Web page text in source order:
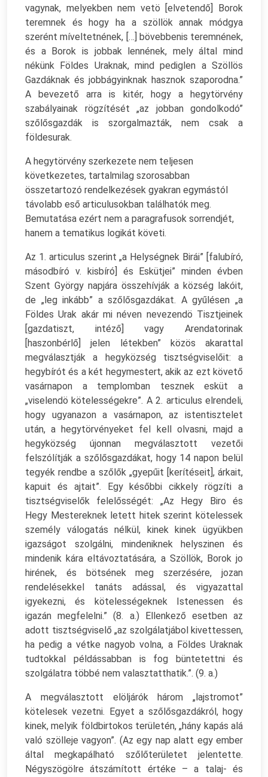
vagynak, melyekben nem vetö [elvetendő] Borok
teremnek és hogy ha a szöllök annak módgya
szerént míveltetnének, […] bövebbenis teremnének,
és a Borok is jobbak lennének, mely által mind
nékünk Földes Uraknak, mind pediglen a Szöllös
Gazdáknak és jobbágyinknak hasznok szaporodna.”
A bevezető arra is kitér, hogy a hegytörvény
szabályainak rögzítését „az jobban gondolkodó”
szőlősgazdák is szorgalmazták, nem csak a
földesurak.
A hegytörvény szerkezete nem teljesen
következetes, tartalmilag szorosabban
összetartozó rendelkezések gyakran egymástól
távolabb eső articulusokban találhatók meg.
Bemutatása ezért nem a paragrafusok sorrendjét,
hanem a tematikus logikát követi.
Az 1. articulus szerint „a Helységnek Birái” [falubíró,
másodbíró v. kisbíró] és Eskütjei” minden évben
Szent György napjára összehívják a község lakóit,
de „leg inkább” a szőlősgazdákat. A gyűlésen „a
Földes Urak akár mi néven nevezendö Tisztjeinek
[gazdatiszt, intéző] vagy Arendatorinak
[haszonbérlő] jelen létekben” közös akarattal
megválasztják a hegyközség tisztségviselőit: a
hegybírót és a két hegymestert, akik az ezt követő
vasárnapon a templomban tesznek esküt a
„viselendö kötelességekre”. A 2. articulus elrendeli,
hogy ugyanazon a vasárnapon, az istentisztelet
után, a hegytörvényeket fel kell olvasni, majd a
hegyközség újonnan megválasztott vezetői
felszólítják a szőlősgazdákat, hogy 14 napon belül
tegyék rendbe a szőlők „gyepűit [kerítéseit], árkait,
kapuit és ajtait”. Egy későbbi cikkely rögzíti a
tisztségviselők felelősségét: „Az Hegy Biro és
Hegy Mestereknek letett hitek szerint kötelessek
személy válogatás nélkül, kinek kinek ügyükben
igazságot szolgálni, mindeniknek helyszinen és
mindenik kára eltávoztatására, a Szöllök, Borok jo
hirének, és bötsének meg szerzésére, jozan
rendelésekkel tanáts adással, és vigyazattal
igyekezni, és kötelességeknek Istenessen és
igazán megfelelni.” (8. a.) Ellenkező esetben az
adott tisztségviselő „az szolgálatjábol kivettessen,
ha pedig a vétke nagyob volna, a Földes Uraknak
tudtokkal példássabban is fog büntetettni és
szolgálatra többé nem valasztatthatik.”. (9. a.)
A megválasztott elöljárók három „lajstromot”
kötelesek vezetni. Egyet a szőlősgazdákról, hogy
kinek, melyik földbirtokos területén, „hány kapás alá
való szölleje vagyon”. (Az egy nap alatt egy ember
által megkapálható szőlőterületet jelentette.
Négyszögölre átszámított értéke – a talaj- és